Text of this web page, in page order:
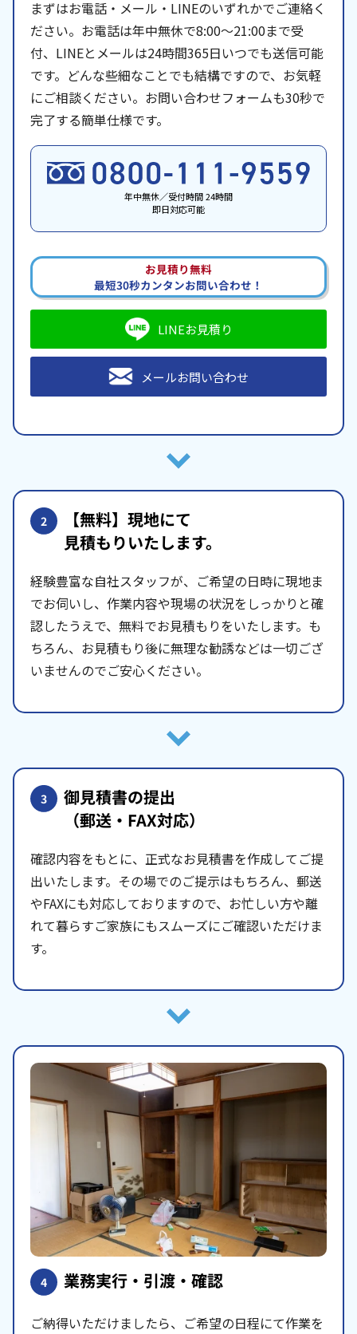
まずはお電話・メール・LINEのいずれかでご連絡く
ださい。お電話は年中無休で8:00〜21:00まで受
付、LINEとメールは24時間365日いつでも送信可能
です。どんな些細なことでも結構ですので、お気軽
にご相談ください。お問い合わせフォームも30秒で
完了する簡単仕様です。
年中無休／受付時間 24時間
即日対応可能
お見積り無料
最短30秒カンタンお問い合わせ！
LINEお見積り
メールお問い合わせ
2 【無料】現地にて
見積もりいたします。
経験豊富な自社スタッフが、ご希望の日時に現地ま
でお伺いし、作業内容や現場の状況をしっかりと確
認したうえで、無料でお見積もりをいたします。も
ちろん、お見積もり後に無理な勧誘などは一切ござ
いませんのでご安心ください。
3 御見積書の提出
（郵送・FAX対応）
確認内容をもとに、正式なお見積書を作成してご提
出いたします。その場でのご提示はもちろん、郵送
やFAXにも対応しておりますので、お忙しい方や離
れて暮らすご家族にもスムーズにご確認いただけま
す。
4 業務実行・引渡・確認
ご納得いただけましたら、ご希望の日程にて作業を